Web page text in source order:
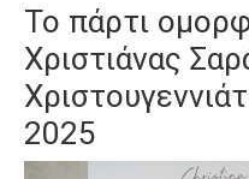
Το πάρτι
Χριστιάνας
2025